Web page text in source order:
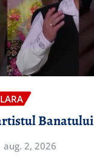
Banatului
aug. 2, 2026